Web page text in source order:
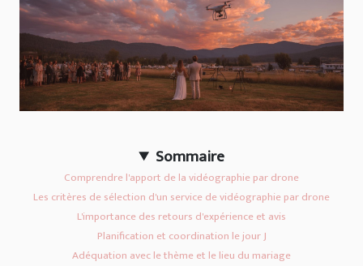
Sommaire
Comprendre l'apport de la vidéographie par drone
Les critères de sélection d'un service de vidéographie par drone
L'importance des retours d'expérience et avis
Planification et coordination le jour J
Adéquation avec le thème et le lieu du mariage